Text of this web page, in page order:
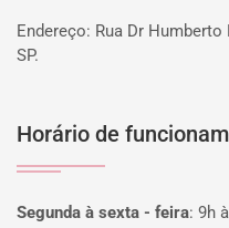
Endereço: Rua Dr
SP.
Horário de
Segunda à sexta - feira: 9h